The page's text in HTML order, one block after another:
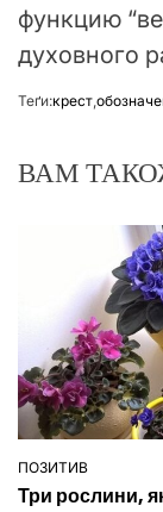
функцию
духовного
Теґи:крест
ВАМ
ОПУБЛІКУВАТИ
ПОЗИТИВ
Три рослини,